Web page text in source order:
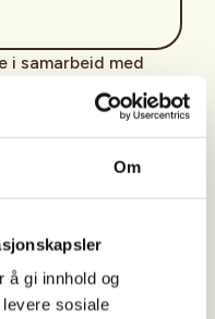
Om
å gi innhold og
sosiale
i samarbeid med
er en av de
jakt med egen hund, i
familievennlig
i Norge.
ønsker å prøve
og yngre